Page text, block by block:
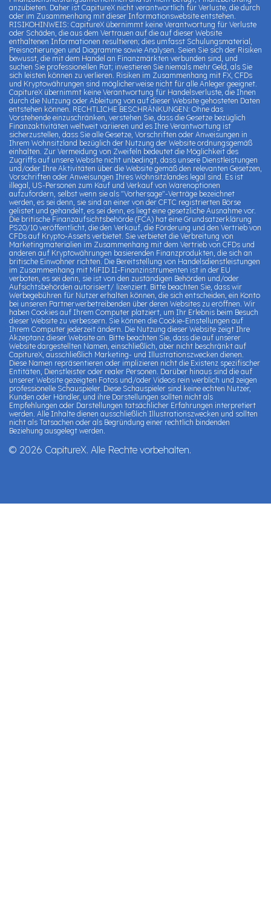
anzubieten. Daher ist CapitureX nicht verantwortlich für Verluste, die durch
oder im Zusammenhang mit dieser Informationswebsite entstehen.
RISIKOHINWEIS: CapitureX übernimmt keine Verantwortung für Verluste
oder Schäden, die aus dem Vertrauen auf die auf dieser Website
enthaltenen Informationen resultieren; dies umfasst Schulungsmaterial,
Preisnotierungen und Diagramme sowie Analysen. Seien Sie sich der Risiken
bewusst, die mit dem Handel an Finanzmärkten verbunden sind, und
suchen Sie professionellen Rat; investieren Sie niemals mehr Geld, als Sie
sich leisten können zu verlieren. Risiken im Zusammenhang mit FX, CFDs
und Kryptowährungen sind möglicherweise nicht für alle Anleger geeignet.
CapitureX übernimmt keine Verantwortung für Handelsverluste, die Ihnen
durch die Nutzung oder Ableitung von auf dieser Website gehosteten Daten
entstehen können. RECHTLICHE BESCHRÄNKUNGEN: Ohne das
Vorstehende einzuschränken, verstehen Sie, dass die Gesetze bezüglich
Finanzaktivitäten weltweit variieren und es Ihre Verantwortung ist
sicherzustellen, dass Sie alle Gesetze, Vorschriften oder Anweisungen in
Ihrem Wohnsitzland bezüglich der Nutzung der Website ordnungsgemäß
einhalten. Zur Vermeidung von Zweifeln bedeutet die Möglichkeit des
Zugriffs auf unsere Website nicht unbedingt, dass unsere Dienstleistungen
und/oder Ihre Aktivitäten über die Website gemäß den relevanten Gesetzen,
Vorschriften oder Anweisungen Ihres Wohnsitzlandes legal sind. Es ist
illegal, US-Personen zum Kauf und Verkauf von Warenoptionen
aufzufordern, selbst wenn sie als "Vorhersage"-Verträge bezeichnet
werden, es sei denn, sie sind an einer von der CFTC registrierten Börse
gelistet und gehandelt, es sei denn, es liegt eine gesetzliche Ausnahme vor.
Die britische Finanzaufsichtsbehörde (FCA) hat eine Grundsatzerklärung
PS20/10 veröffentlicht, die den Verkauf, die Förderung und den Vertrieb von
CFDs auf Krypto-Assets verbietet. Sie verbietet die Verbreitung von
Marketingmaterialien im Zusammenhang mit dem Vertrieb von CFDs und
anderen auf Kryptowährungen basierenden Finanzprodukten, die sich an
britische Einwohner richten. Die Bereitstellung von Handelsdienstleistungen
im Zusammenhang mit MiFID II-Finanzinstrumenten ist in der EU
verboten, es sei denn, sie ist von den zuständigen Behörden und/oder
Aufsichtsbehörden autorisiert/ lizenziert. Bitte beachten Sie, dass wir
Werbegebühren für Nutzer erhalten können, die sich entscheiden, ein Konto
bei unseren Partnerwerbetreibenden über deren Websites zu eröffnen. Wir
haben Cookies auf Ihrem Computer platziert, um Ihr Erlebnis beim Besuch
dieser Website zu verbessern. Sie können die Cookie-Einstellungen auf
Ihrem Computer jederzeit ändern. Die Nutzung dieser Website zeigt Ihre
Akzeptanz dieser Website an. Bitte beachten Sie, dass die auf unserer
Website dargestellten Namen, einschließlich, aber nicht beschränkt auf
CapitureX, ausschließlich Marketing- und Illustrationszwecken dienen.
Diese Namen repräsentieren oder implizieren nicht die Existenz spezifischer
Entitäten, Dienstleister oder realer Personen. Darüber hinaus sind die auf
unserer Website gezeigten Fotos und/oder Videos rein werblich und zeigen
professionelle Schauspieler. Diese Schauspieler sind keine echten Nutzer,
Kunden oder Händler, und ihre Darstellungen sollten nicht als
Empfehlungen oder Darstellungen tatsächlicher Erfahrungen interpretiert
werden. Alle Inhalte dienen ausschließlich Illustrationszwecken und sollten
nicht als Tatsachen oder als Begründung einer rechtlich bindenden
Beziehung ausgelegt werden.
© 2026 CapitureX. Alle Rechte vorbehalten.